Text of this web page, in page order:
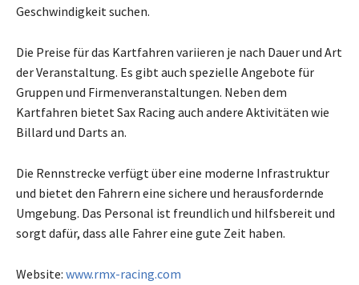
Geschwindigkeit suchen.
Die Preise für das Kartfahren variieren je nach Dauer und Art
der Veranstaltung. Es gibt auch spezielle Angebote für
Gruppen und Firmenveranstaltungen. Neben dem
Kartfahren bietet Sax Racing auch andere Aktivitäten wie
Billard und Darts an.
Die Rennstrecke verfügt über eine moderne Infrastruktur
und bietet den Fahrern eine sichere und herausfordernde
Umgebung. Das Personal ist freundlich und hilfsbereit und
sorgt dafür, dass alle Fahrer eine gute Zeit haben.
Website: www.rmx-racing.com